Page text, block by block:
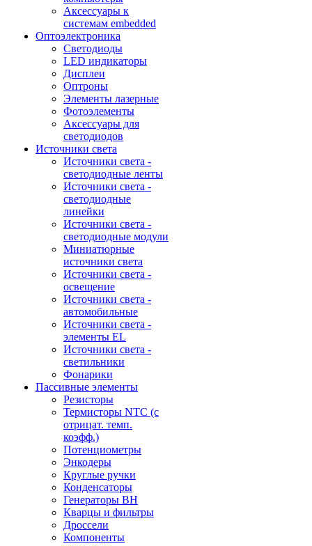
Аксессуары к
системам embedded
Oптоэлектроника
Светодиоды
LED индикаторы
Дисплеи
Оптроны
Элементы лазерные
Фотоэлементы
Аксессуары для
светодиодов
Источники света
Источники света -
светодиодные ленты
Источники света -
светодиодные
линейки
Источники света -
светодиодные модули
Миниатюрные
источники света
Источники света -
освещение
Источники света -
автомобильные
Источники света -
элементы EL
Источники света -
светильники
Фонарики
Пассивные элементы
Резисторы
Термисторы NTC (с
отрицат. темп.
коэфф.)
Потенциометры
Энкодеры
Круглые ручки
Конденсаторы
Генераторы ВН
Кварцы и фильтры
Дроссели
Компоненты